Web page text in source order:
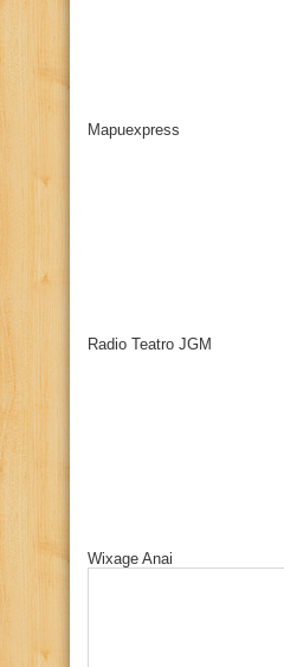
Mapuexpress
Radio Teatro JGM
Wixage Anai